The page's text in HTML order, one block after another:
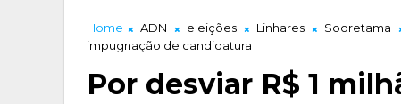
Home ADN eleições Linhares Sooretama
impugnação de candidatura
Por desviar R$ 1